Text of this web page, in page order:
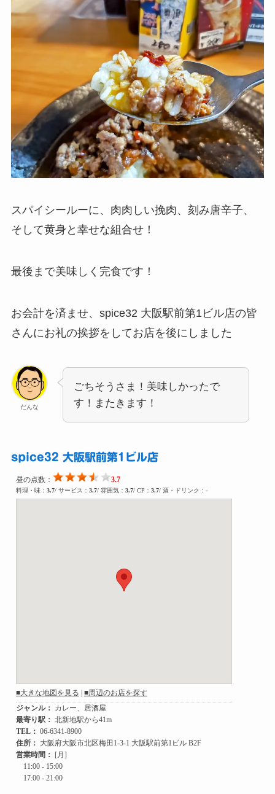
スパイシールーに、肉肉しい挽肉、刻み唐辛子、
そして黄身と幸せな組合せ！
最後まで美味しく完食です！
お会計を済ませ、spice32 大阪駅前第1ビル店の皆
さんにお礼の挨拶をしてお店を後にしました
だんな
ごちそうさま！美味しかったで
す！またきます！
spice32 大阪駅前第1ビル店